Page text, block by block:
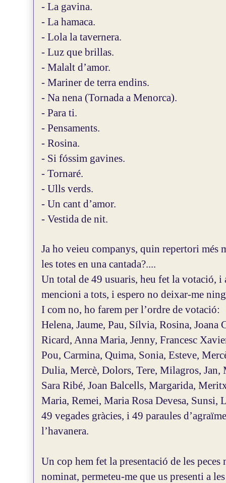
- La gavina.
- La hamaca.
- Lola la tavernera.
- Luz que brillas.
- Malalt d’amor.
- Mariner de terra endins.
- Na nena (Tornada a Menorca).
- Para ti.
- Pensaments.
- Rosina.
- Si fóssim gavines.
- Tornaré.
- Ulls verds.
- Un cant d’amor.
- Vestida de nit.
Ja ho veieu companys, quin repertori més
les totes en una cantada?....
Un total de 49 usuaris, heu fet la votació, i
mencioni a tots, i espero no deixar-me
I com no, ho farem per l’ordre de votació:
Helena, Jaume, Pau, Sílvia, Rosina,
Ricard, Anna Maria, Jenny, Francesc
Pou, Carmina, Quima, Sonia, Esteve,
Dulia, Mercè, Dolors, Tere, Milagros, Jan,
Sara Ribé, Joan Balcells, Margarida,
Maria, Remei, Maria Rosa Devesa, Sunsi,
49 vegades gràcies, i 49 paraules
l’havanera.
Un cop hem fet la presentació de les peces
nominat, permeteu-me que us presenti a